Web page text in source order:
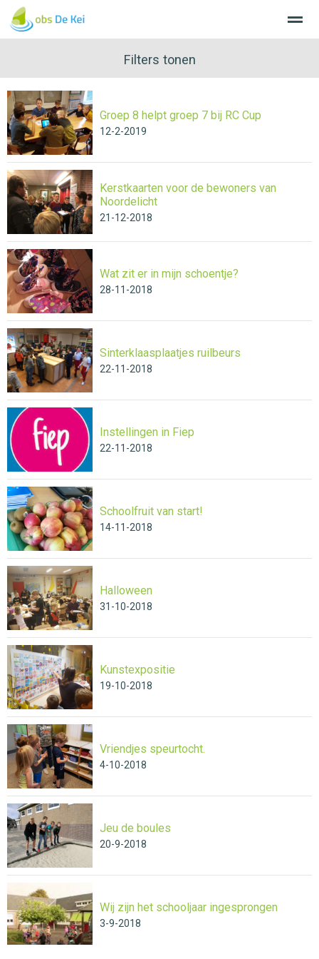
Home Nieuws Agenda Bellen
Filters tonen
Groep 8 helpt groep 7 bij RC Cup
12-2-2019
Kerstkaarten voor de bewoners van
Noordelicht
21-12-2018
Wat zit er in mijn schoentje?
28-11-2018
Sinterklaasplaatjes ruilbeurs
22-11-2018
Instellingen in Fiep
22-11-2018
Schoolfruit van start!
14-11-2018
Halloween
31-10-2018
Kunstexpositie
19-10-2018
Vriendjes speurtocht.
4-10-2018
Jeu de boules
20-9-2018
Wij zijn het schooljaar ingesprongen
3-9-2018